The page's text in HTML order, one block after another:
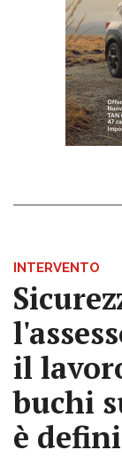
INTERVENTO
il
buchi
è